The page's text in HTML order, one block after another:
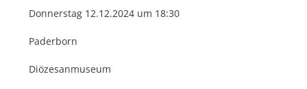
Donnerstag 12.12.2024 um 18:30
Paderborn
Diözesanmuseum